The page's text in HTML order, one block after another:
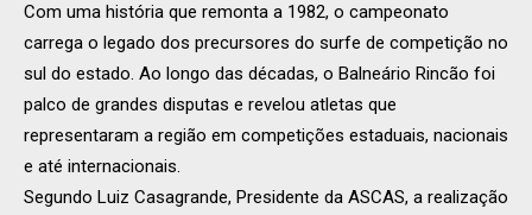
Com uma história que remonta a 1982, o campeonato
carrega o legado dos precursores do surfe de competição no
sul do estado. Ao longo das décadas, o Balneário Rincão foi
palco de grandes disputas e revelou atletas que
representaram a região em competições estaduais, nacionais
e até internacionais.
Segundo Luiz Casagrande, Presidente da ASCAS, a realização